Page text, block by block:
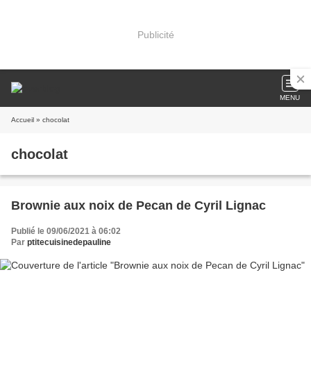
Publicité
MENU
Accueil » chocolat
chocolat
Brownie aux noix de Pecan de Cyril Lignac
Publié le 09/06/2021 à 06:02
Par ptitecuisinedepauline